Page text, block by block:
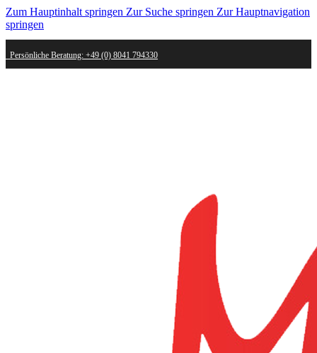
Zum Hauptinhalt springen Zur Suche springen Zur Hauptnavigation
springen
Persönliche Beratung: +49 (0) 8041 794330